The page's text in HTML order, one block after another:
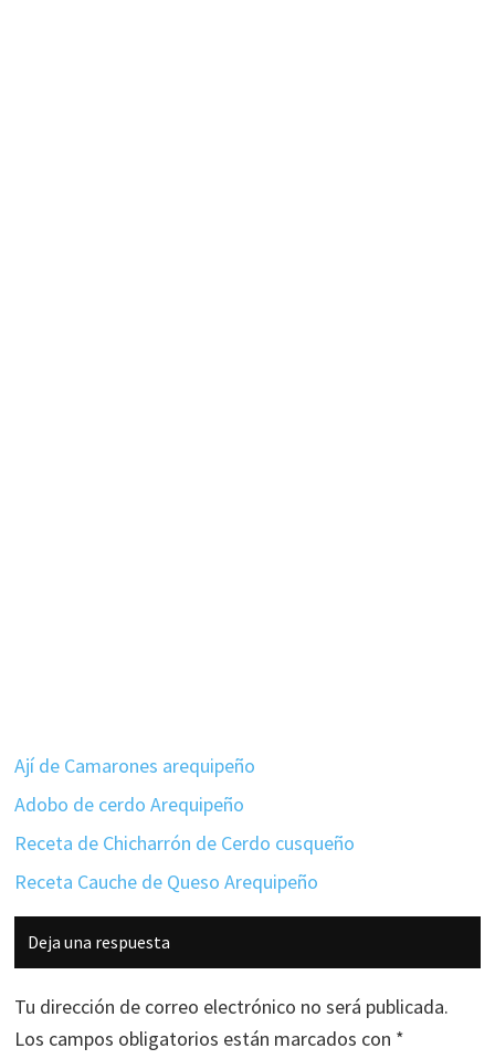
Ají de Camarones arequipeño
Adobo de cerdo Arequipeño
Receta de Chicharrón de Cerdo cusqueño
Receta Cauche de Queso Arequipeño
Interacciones
con
los
lectores
Deja una respuesta
Tu dirección de correo electrónico no será publicada.
Los campos obligatorios están marcados con *